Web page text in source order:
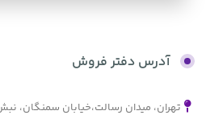
آدرس دفتر فروش